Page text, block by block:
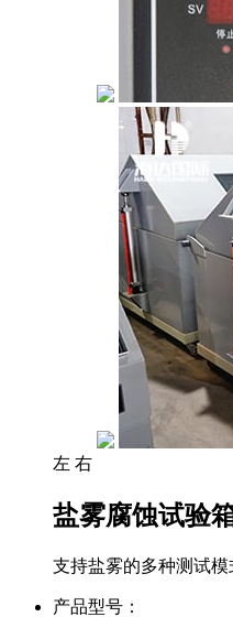
左 右
盐雾腐蚀试验
支持盐雾的多种测试
产品型号：